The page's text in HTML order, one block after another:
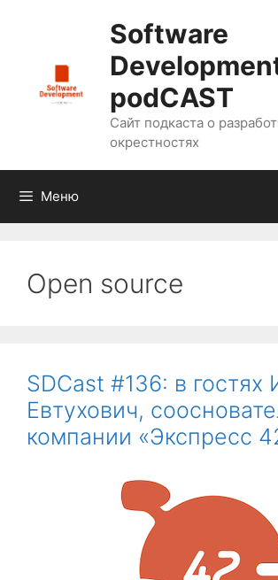
Software
podCAST
Сайт подкаста о
окрестностях
Меню
Open source
SDCast #136: в гостях
Евтухович,
компании «Экспресс